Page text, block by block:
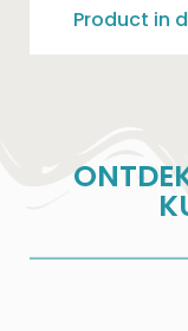
Product in